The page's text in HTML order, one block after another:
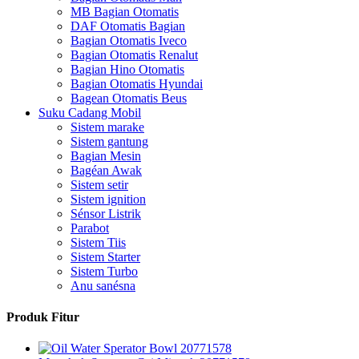
MB Bagian Otomatis
DAF Otomatis Bagian
Bagian Otomatis Iveco
Bagian Otomatis Renalut
Bagian Hino Otomatis
Bagian Otomatis Hyundai
Bagean Otomatis Beus
Suku Cadang Mobil
Sistem marake
Sistem gantung
Bagian Mesin
Bagéan Awak
Sistem setir
Sistem ignition
Sénsor Listrik
Parabot
Sistem Tiis
Sistem Starter
Sistem Turbo
Anu sanésna
Produk Fitur